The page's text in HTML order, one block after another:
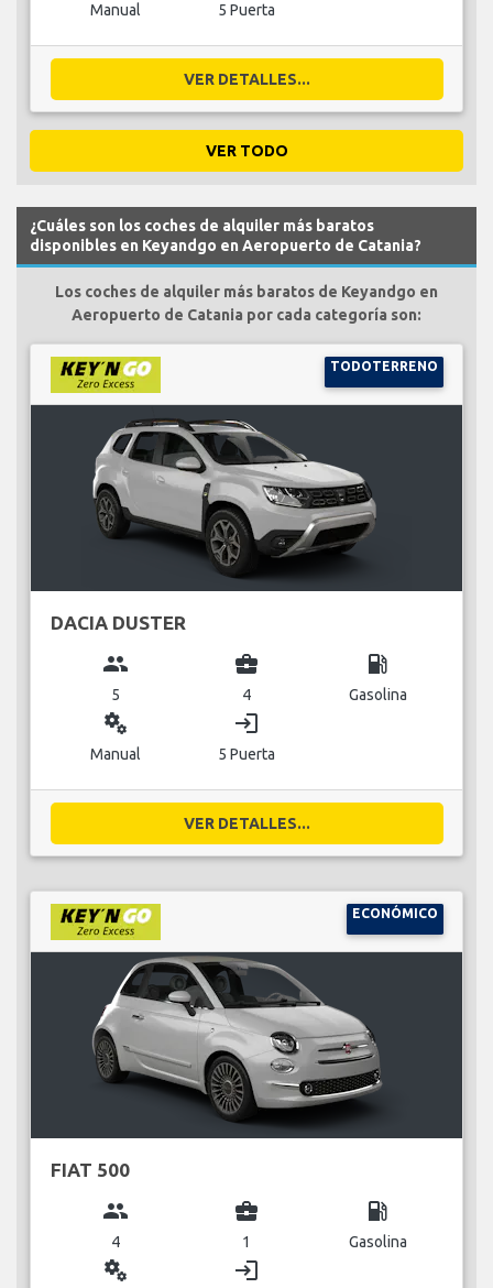
Manual 5 Puerta
VER DETALLES...
VER TODO
¿Cuáles son los coches de alquiler más baratos
disponibles en Keyandgo en Aeropuerto de Catania?
Los coches de alquiler más baratos de Keyandgo en
Aeropuerto de Catania por cada categoría son:
TODOTERRENO
DACIA DUSTER
group
5
business_center
4
local_gas_station
Gasolina
miscellaneous_services
Manual
login
5 Puerta
VER DETALLES...
ECONÓMICO
FIAT 500
group
4
business_center
1
local_gas_station
Gasolina
miscellaneous_services login